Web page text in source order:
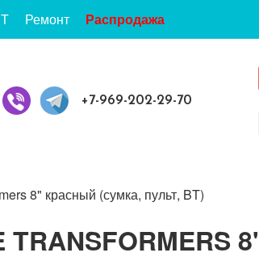
Ремонт Распродажа
+7-969-202-29-70
8" красный (сумка, пульт, BT)